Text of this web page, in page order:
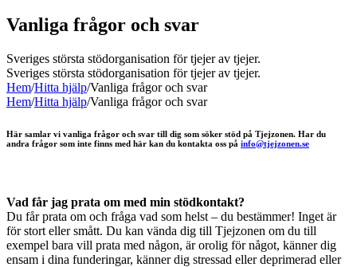
Vanliga frågor och svar
Sveriges största stödorganisation för tjejer av tjejer.
Sveriges största stödorganisation för tjejer av tjejer.
Hem/Hitta hjälp/Vanliga frågor och svar
Hem/Hitta hjälp/Vanliga frågor och svar
Här samlar vi vanliga frågor och svar till dig som söker stöd på Tjejzonen. Har du
andra frågor som inte finns med här kan du kontakta oss på info@tjejzonen.se
Vad får jag prata om med min stödkontakt?
Du får prata om och fråga vad som helst – du bestämmer! Inget är
för stort eller smått. Du kan vända dig till Tjejzonen om du till
exempel bara vill prata med någon, är orolig för något, känner dig
ensam i dina funderingar, känner dig stressad eller deprimerad eller